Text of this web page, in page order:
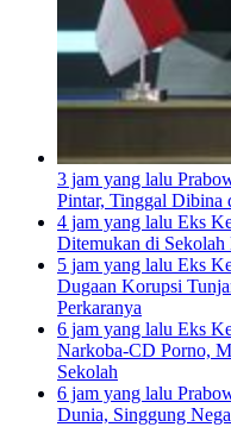
3 jam yang lalu
Pintar, Tinggal Dibina
4 jam yang lalu Eks
Ditemukan di Sekolah
5 jam yang lalu Eks
Dugaan Korupsi
Perkaranya
6 jam yang lalu Eks
Narkoba-CD Porno,
Sekolah
6 jam yang lalu
Dunia, Singgung